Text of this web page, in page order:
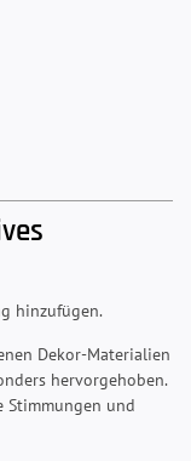
hinzufügen.
Dekor-Materialien
hervorgehoben.
Stimmungen und